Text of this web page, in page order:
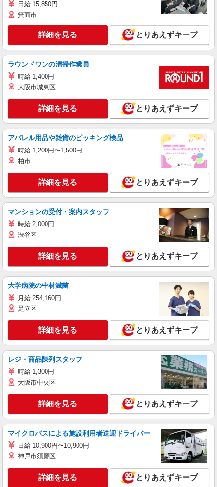
日給 15,850円
箕面市
詳細を見る とりあえずキープ
ラウンドワンの清掃作業員
時給 1,400円
大阪市城東区
詳細を見る とりあえずキープ
アパレル用品や雑貨のピッキング検品
時給 1,200円〜1,500円
柏市
詳細を見る とりあえずキープ
マンションの受付・案内スタッフ
時給 2,000円
渋谷区
詳細を見る とりあえずキープ
大学病院の中材滅菌
月給 254,160円
足立区
詳細を見る とりあえずキープ
レジ・商品陳列スタッフ
時給 1,300円
大阪市中央区
詳細を見る とりあえずキープ
マイクロバスによる施設利用者送迎ドライバー
日給 10,900円〜10,900円
神戸市須磨区
詳細を見る とりあえずキープ